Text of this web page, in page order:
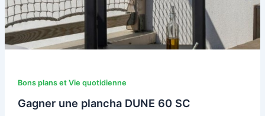
Bons plans et Vie quotidienne
Gagner une plancha DUNE 60 SC